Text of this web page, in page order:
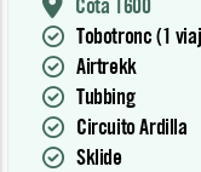
Tobotronc (1
Airtrekk
Tubbing
Circuito Ardilla
Sklide